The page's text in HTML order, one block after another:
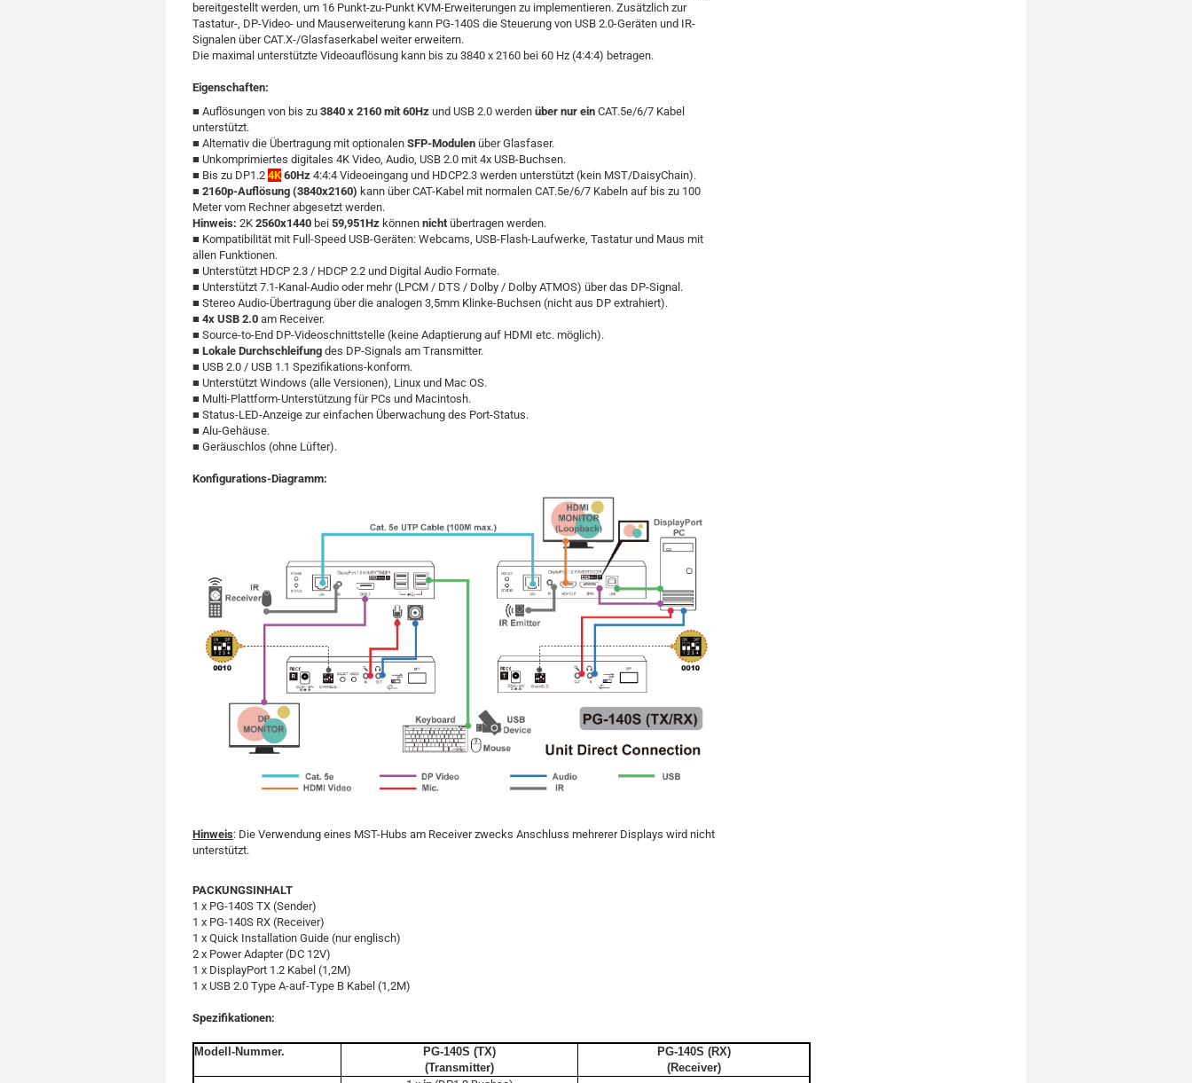
bereitgestellt werden, um 16 Punkt-zu-Punkt KVM-Erweiterungen zu implementieren. Zusätzlich zur
Tastatur-, DP-Video- und Mauserweiterung kann PG-140S die Steuerung von USB 2.0-Geräten und IR-
Signalen über CAT.X-/Glasfaserkabel weiter erweitern.
Die maximal unterstützte Videoauflösung kann bis zu 3840 x 2160 bei 60 Hz (4:4:4) betragen.
Eigenschaften:
■ Auflösungen von bis zu 3840 x 2160 mit 60Hz und USB 2.0 werden über nur ein CAT.5e/6/7 Kabel
unterstützt.
■ Alternativ die Übertragung mit optionalen SFP-Modulen über Glasfaser.
■ Unkomprimiertes digitales 4K Video, Audio, USB 2.0 mit 4x USB-Buchsen.
■ Bis zu DP1.2 4K 60Hz 4:4:4 Videoeingang und HDCP2.3 werden unterstützt (kein MST/DaisyChain).
■ 2160p-Auflösung (3840x2160) kann über CAT-Kabel mit normalen CAT.5e/6/7 Kabeln auf bis zu 100
Meter vom Rechner abgesetzt werden.
Hinweis: 2K 2560x1440 bei 59,951Hz können nichtübertragen werden.
■ Kompatibilität mit Full-Speed USB-Geräten: Webcams, USB-Flash-Laufwerke, Tastatur und Maus mit
allen Funktionen.
■ Unterstützt HDCP 2.3 / HDCP 2.2 und Digital Audio Formate.
■ Unterstützt 7.1-Kanal-Audio oder mehr (LPCM / DTS / Dolby / Dolby ATMOS) über das DP-Signal.
■ Stereo Audio-Übertragung über die analogen 3,5mm Klinke-Buchsen (nicht aus DP extrahiert).
■ 4x USB 2.0 am Receiver.
■ Source-to-End DP-Videoschnittstelle (keine Adaptierung auf HDMI etc. möglich).
■ Lokale Durchschleifung des DP-Signals am Transmitter.
■ USB 2.0 / USB 1.1 Spezifikations-konform.
■ Unterstützt Windows (alle Versionen), Linux und Mac OS.
■ Multi-Plattform-Unterstützung für PCs und Macintosh.
■ Status-LED-Anzeige zur einfachen Überwachung des Port-Status.
■ Alu-Gehäuse.
■ Geräuschlos (ohne Lüfter).
Konfigurations-Diagramm:
Hinweis: Die Verwendung eines MST-Hubs am Receiver zwecks Anschluss mehrerer Displays wird nicht
unterstützt.
PACKUNGSINHALT
1 x PG-140S TX (Sender)
1 x PG-140S RX (Receiver)
1 x Quick Installation Guide (nur englisch)
2 x Power Adapter (DC 12V)
1 x DisplayPort 1.2 Kabel (1,2M)
1 x USB 2.0 Type A-auf-Type B Kabel (1,2M)
Spezifikationen:
Modell-Nummer. PG-140S (TX)
(Transmitter)
PG-140S (RX)
(Receiver)